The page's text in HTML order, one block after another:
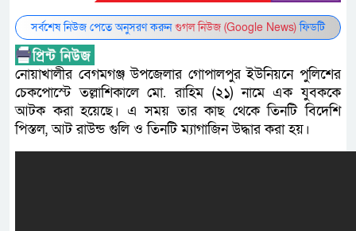
সর্বশেষ নিউজ পেতে অনুসরণ করুনগুগল নিউজ (Google News)ফিডটি
নোয়াখালীর বেগমগঞ্জ উপজেলার গোপালপুর ইউনিয়নে পুলিশের
চেকপোস্টে তল্লাশিকালে মো. রাহিম (২১) নামে এক যুবককে
আটক করা হয়েছে। এ সময় তার কাছ থেকে তিনটি বিদেশি
পিস্তল, আট রাউন্ড গুলি ও তিনটি ম্যাগাজিন উদ্ধার করা হয়।